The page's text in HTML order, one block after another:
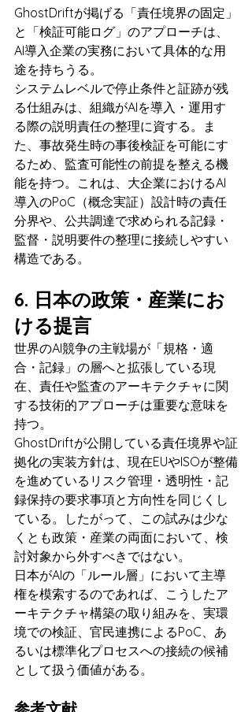
GhostDriftが掲げる「責任境界の固定」
と「検証可能ログ」のアプローチは、
AI導入企業の実務において具体的な用
途を持ちうる。
システムレベルで停止条件と証跡が残
る仕組みは、組織がAIを導入・運用す
る際の説明責任の整理に資する。ま
た、事故発生時の事後検証を可能にす
るため、監査可能性の前提を整える機
能を持つ。これは、大企業におけるAI
導入のPoC（概念実証）設計時の責任
分界や、公共調達で求められる記録・
監督・説明要件の整理に接続しやすい
構造である。
6. 日本の政策・産業にお
ける提言
世界のAI競争の主戦場が「規格・適
合・記録」の層へと拡張している現
在、責任や監査のアーキテクチャに関
する技術的アプローチは重要な意味を
持つ。
GhostDriftが公開している責任境界や証
拠化の実装方針は、現在EUやISOが整備
を進めているリスク管理・透明性・記
録保持の要求事項と方向性を同じくし
ている。したがって、この試みは少な
くとも政策・産業の両面において、検
討対象から外すべきではない。
日本がAIの「ルール層」において主導
権を模索するのであれば、こうしたア
ーキテクチャ構築の取り組みを、実環
境での検証、官民連携によるPoC、あ
るいは標準化プロセスへの接続の候補
として扱う価値がある。